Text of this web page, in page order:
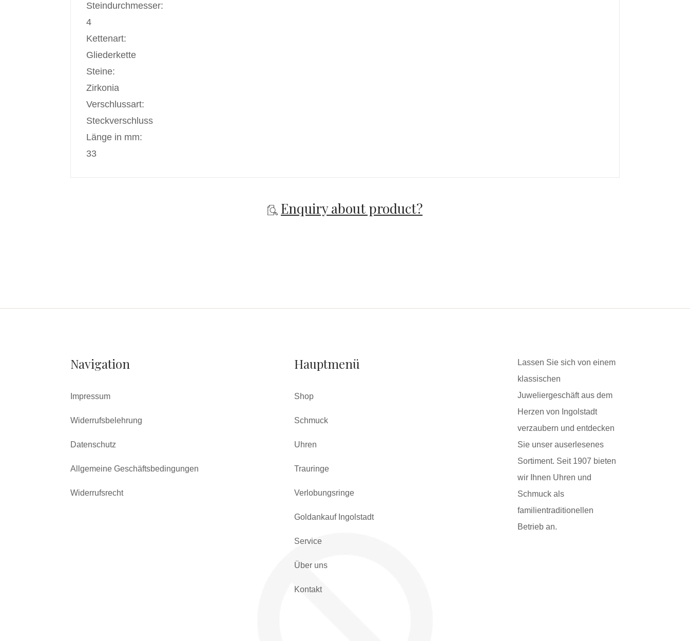
Steindurchmesser:
4
Kettenart:
Gliederkette
Steine:
Zirkonia
Verschlussart:
Steckverschluss
Länge in mm:
33
Enquiry about product?
Navigation
Impressum
Widerrufsbelehrung
Datenschutz
Allgemeine Geschäftsbedingungen
Widerrufsrecht
Hauptmenü
Shop
Schmuck
Uhren
Trauringe
Verlobungsringe
Goldankauf Ingolstadt
Service
Über uns
Kontakt
Lassen Sie sich von einem
klassischen
Juweliergeschäft aus dem
Herzen von Ingolstadt
verzaubern und entdecken
Sie unser auserlesenes
Sortiment. Seit 1907 bieten
wir Ihnen Uhren und
Schmuck als
familientraditionellen
Betrieb an.